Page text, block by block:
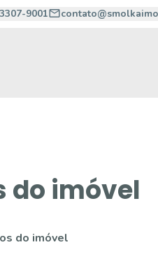
9001
do imóvel
do imóvel